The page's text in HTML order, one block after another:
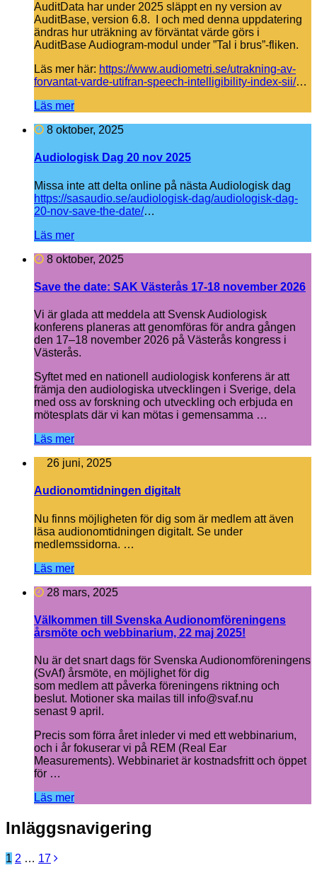
AuditData har under 2025 släppt en ny version av
AuditBase, version 6.8. I och med denna uppdatering
ändras hur uträkning av förväntat värde görs i
AuditBase Audiogram-modul under ”Tal i brus”-fliken.
Läs mer här: https://www.audiometri.se/utrakning-av-
forvantat-varde-utifran-speech-intelligibility-index-sii/…
Läs mer
8 oktober, 2025
Audiologisk Dag 20 nov 2025
Missa inte att delta online på nästa Audiologisk dag
https://sasaudio.se/audiologisk-dag/audiologisk-dag-
20-nov-save-the-date/…
Läs mer
8 oktober, 2025
Save the date: SAK Västerås 17-18 november 2026
Vi är glada att meddela att Svensk Audiologisk
konferens planeras att genomföras för andra gången
den 17–18 november 2026 på Västerås kongress i
Västerås.
Syftet med en nationell audiologisk konferens är att
främja den audiologiska utvecklingen i Sverige, dela
med oss av forskning och utveckling och erbjuda en
mötesplats där vi kan mötas i gemensamma …
Läs mer
26 juni, 2025
Audionomtidningen digitalt
Nu finns möjligheten för dig som är medlem att även
läsa audionomtidningen digitalt. Se under
medlemssidorna. …
Läs mer
28 mars, 2025
Välkommen till Svenska Audionomföreningens
årsmöte och webbinarium, 22 maj 2025!
Nu är det snart dags för Svenska Audionomföreningens
(SvAf) årsmöte, en möjlighet för dig
som medlem att påverka föreningens riktning och
beslut. Motioner ska mailas till info@svaf.nu
senast 9 april.
Precis som förra året inleder vi med ett webbinarium,
och i år fokuserar vi på REM (Real Ear
Measurements). Webbinariet är kostnadsfritt och öppet
för …
Läs mer
Inläggsnavigering
1 2 … 17